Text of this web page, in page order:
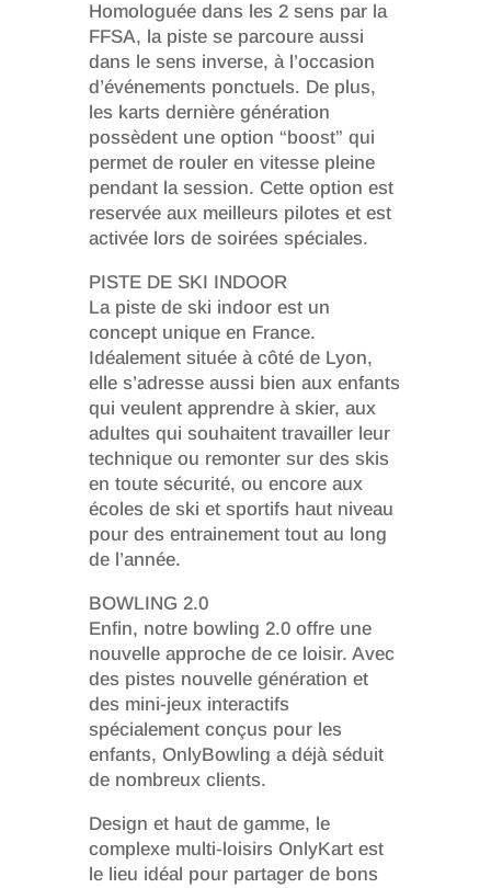
Homologuée dans les 2 sens par la
FFSA, la piste se parcoure aussi
dans le sens inverse, à l’occasion
d’événements ponctuels. De plus,
les karts dernière génération
possèdent une option “boost” qui
permet de rouler en vitesse pleine
pendant la session. Cette option est
reservée aux meilleurs pilotes et est
activée lors de soirées spéciales.
PISTE DE SKI INDOOR
La piste de ski indoor est un
concept unique en France.
Idéalement située à côté de Lyon,
elle s’adresse aussi bien aux enfants
qui veulent apprendre à skier, aux
adultes qui souhaitent travailler leur
technique ou remonter sur des skis
en toute sécurité, ou encore aux
écoles de ski et sportifs haut niveau
pour des entrainement tout au long
de l’année.
BOWLING 2.0
Enfin, notre bowling 2.0 offre une
nouvelle approche de ce loisir. Avec
des pistes nouvelle génération et
des mini-jeux interactifs
spécialement conçus pour les
enfants, OnlyBowling a déjà séduit
de nombreux clients.
Design et haut de gamme, le
complexe multi-loisirs OnlyKart est
le lieu idéal pour partager de bons